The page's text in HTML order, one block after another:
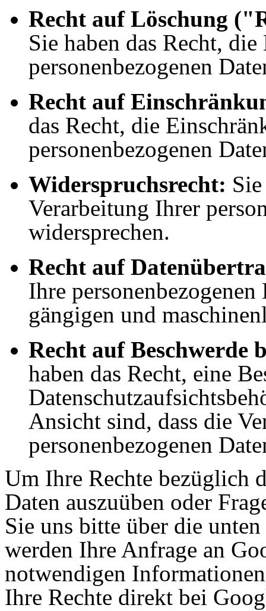
Recht auf Löschung
Sie haben das Recht,
personenbezogenen
Recht auf
das Recht, die
personenbezogenen
Widerspruchsrecht:
Verarbeitung Ihrer
widersprechen.
Recht auf
Ihre
gängigen und
Recht auf Beschwerde
haben das Recht, eine
Ansicht sind, dass die
personenbezogenen
Um Ihre Rechte bezüglich
Daten auszuüben oder
Sie uns bitte über die
werden Ihre Anfrage an
notwendigen
Ihre Rechte direkt bei